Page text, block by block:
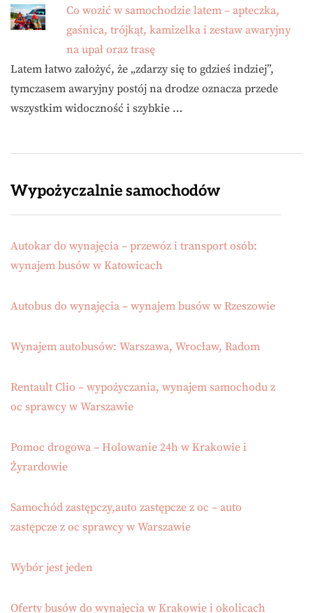
Co wozić w samochodzie latem – apteczka,
gaśnica, trójkąt, kamizelka i zestaw awaryjny
na upał oraz trasę
Latem łatwo założyć, że „zdarzy się to gdzieś indziej”,
tymczasem awaryjny postój na drodze oznacza przede
wszystkim widoczność i szybkie …
Wypożyczalnie samochodów
Autokar do wynajęcia – przewóz i transport osób:
wynajem busów w Katowicach
Autobus do wynajęcia – wynajem busów w Rzeszowie
Wynajem autobusów: Warszawa, Wrocław, Radom
Rentault Clio – wypożyczania, wynajem samochodu z
oc sprawcy w Warszawie
Pomoc drogowa – Holowanie 24h w Krakowie i
Żyrardowie
Samochód zastępczy,auto zastępcze z oc – auto
zastępcze z oc sprawcy w Warszawie
Wybór jest jeden
Oferty busów do wynajęcia w Krakowie i okolicach